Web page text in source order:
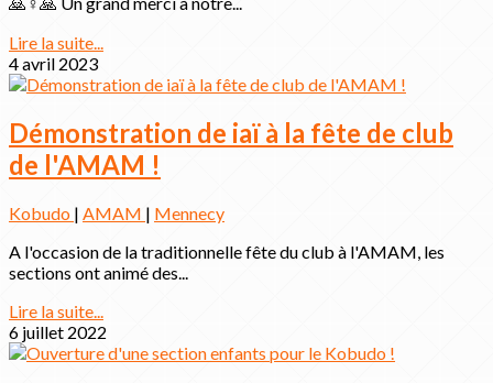
Lire la suite...
4 avril 2023
Démonstration de iaï à la fête de club
de l'AMAM !
Kobudo | AMAM | Mennecy
A l'occasion de la traditionnelle fête du club à l'AMAM, les
sections ont animé des...
Lire la suite...
6 juillet 2022